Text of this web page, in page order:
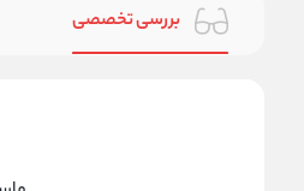
بررسی تخصصی